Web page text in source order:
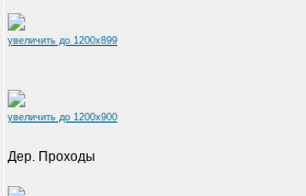
увеличить до 1200x899
увеличить до 1200x900
Дер. Проходы